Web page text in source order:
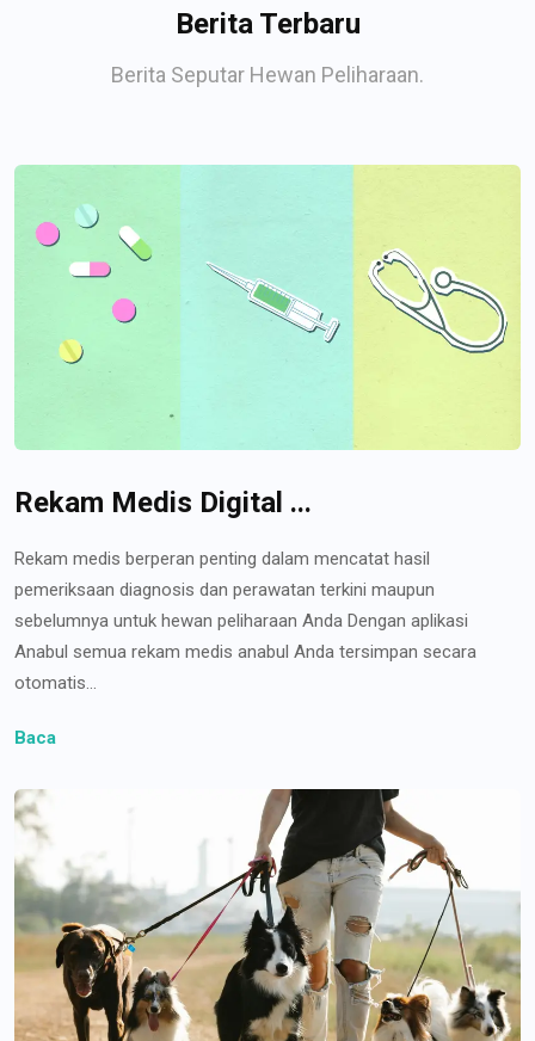
Berita Terbaru
Berita Seputar Hewan Peliharaan.
Rekam Medis Digital ...
Rekam medis berperan penting dalam mencatat hasil
pemeriksaan diagnosis dan perawatan terkini maupun
sebelumnya untuk hewan peliharaan Anda Dengan aplikasi
Anabul semua rekam medis anabul Anda tersimpan secara
otomatis...
Baca